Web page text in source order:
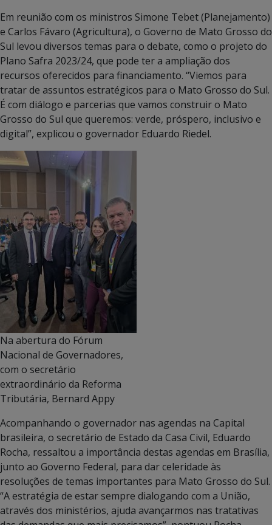
Em reunião com os ministros Simone Tebet (Planejamento)
e Carlos Fávaro (Agricultura), o Governo de Mato Grosso do
Sul levou diversos temas para o debate, como o projeto do
Plano Safra 2023/24, que pode ter a ampliação dos
recursos oferecidos para financiamento. “Viemos para
tratar de assuntos estratégicos para o Mato Grosso do Sul.
É com diálogo e parcerias que vamos construir o Mato
Grosso do Sul que queremos: verde, próspero, inclusivo e
digital”, explicou o governador Eduardo Riedel.
Na abertura do Fórum
Nacional de Governadores,
com o secretário
extraordinário da Reforma
Tributária, Bernard Appy
Acompanhando o governador nas agendas na Capital
brasileira, o secretário de Estado da Casa Civil, Eduardo
Rocha, ressaltou a importância destas agendas em Brasília,
junto ao Governo Federal, para dar celeridade às
resoluções de temas importantes para Mato Grosso do Sul.
“A estratégia de estar sempre dialogando com a União,
através dos ministérios, ajuda avançarmos nas tratativas